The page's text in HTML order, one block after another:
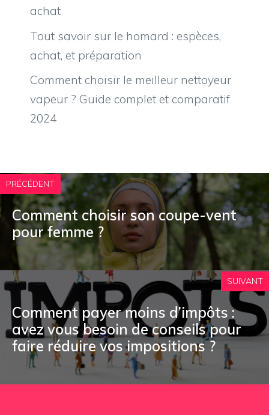
achat
Tout savoir sur le homard : espèces,
achat, et préparation
Comment choisir le meilleur nettoyeur
vapeur ? Guide complet et comparatif
2024
PRÉCÉDENT
Comment choisir son coupe-vent
pour femme ?
SUIVANT
Comment payer moins d’impôts :
avez vous besoin de conseils pour
faire réduire vos impositions ?